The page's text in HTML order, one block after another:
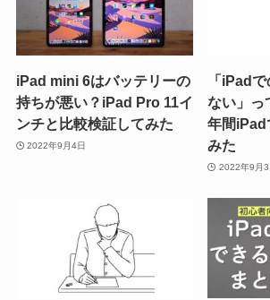
iPad mini 6はバッテリーの
持ちが悪い？iPad Pro 11イ
ンチと比較検証してみた
2022年9月4日
「iPad
ない」っ
年間iPad
みた
2022年9月3